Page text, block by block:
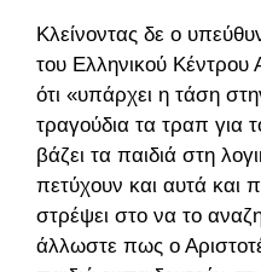
Κλείνοντας δε ο
του Ελληνικού Κέντρου
ότι «υπάρχει η τάση
τραγούδια τα τραπ για
βάζει τα παιδιά στη
πετύχουν και αυτά και
στρέψει στο να το
άλλωστε πως ο